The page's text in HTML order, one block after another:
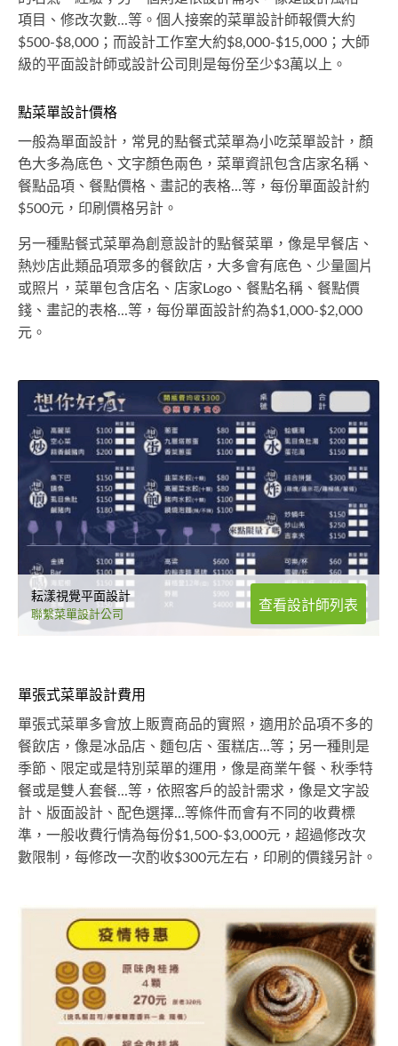
項目、修改次數...等。個人接案的菜單設計師報價大約
$500-$8,000；而設計工作室大約$8,000-$15,000；大師
級的平面設計師或設計公司則是每份至少$3萬以上。
點菜單設計價格
一般為單面設計，常見的點餐式菜單為小吃菜單設計，顏
色大多為底色、文字顏色兩色，菜單資訊包含店家名稱、
餐點品項、餐點價格、畫記的表格...等，每份單面設計約
$500元，印刷價格另計。
另一種點餐式菜單為創意設計的點餐菜單，像是早餐店、
熱炒店此類品項眾多的餐飲店，大多會有底色、少量圖片
或照片，菜單包含店名、店家Logo、餐點名稱、餐點價
錢、畫記的表格...等，每份單面設計約為$1,000-$2,000
元。
耘漾視覺平面設計
聯繫菜單設計公司
查看設計師列表
單張式菜單設計費用
單張式菜單多會放上販賣商品的實照，適用於品項不多的
餐飲店，像是冰品店、麵包店、蛋糕店...等；另一種則是
季節、限定或是特別菜單的運用，像是商業午餐、秋季特
餐或是雙人套餐...等，依照客戶的設計需求，像是文字設
計、版面設計、配色選擇...等條件而會有不同的收費標
準，一般收費行情為每份$1,500-$3,000元，超過修改次
數限制，每修改一次酌收$300元左右，印刷的價錢另計。